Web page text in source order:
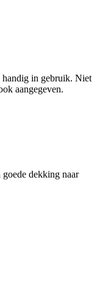
in gebruik. Niet
aangegeven.
dekking naar